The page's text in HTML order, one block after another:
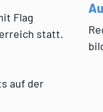
Flag
statt.
auf der